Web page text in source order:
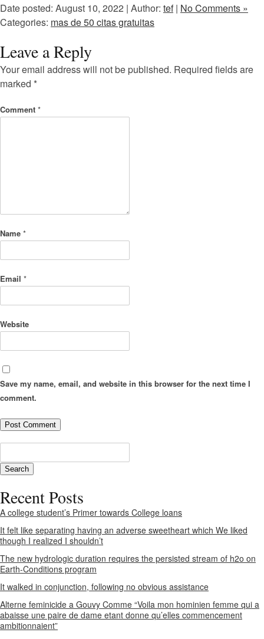
Date posted: August 10, 2022 | Author: tef| No Comments »
Categories: mas de 50 citas gratuitas
Leave a Reply
Your email address will not be published. Required fields are
marked *
Comment *
Name *
Email *
Website
Save my name, email, and website in this browser for the next time I
comment.
Recent Posts
A college student’s Primer towards College loans
It felt like separating having an adverse sweetheart which We liked
though I realized I shouldn’t
The new hydrologic duration requires the persisted stream of h2o on
Earth-Conditions program
It walked in conjunction, following no obvious assistance
Alterne feminicide a Gouvy Comme “Voila mon hominien femme qui a
abaisse une paire de dame etant donne qu’elles commencement
ambitionnaient”